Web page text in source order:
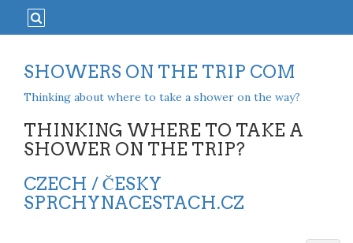
SHOWERS ON THE TRIP COM
Thinking about where to take a shower on the way?
THINKING WHERE TO TAKE A
SHOWER ON THE TRIP?
CZECH / ČESKY
SPRCHYNACESTACH.CZ